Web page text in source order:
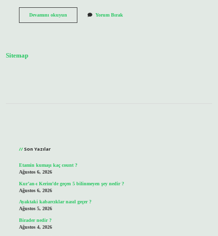
Devamını okuyunKöprübaşı
Yorum Bırak
Sitemap
Son Yazılar
Etamin kumaşı kaç count ?
Ağustos 6, 2026
Kur’an-ı Kerim’de geçen 5 bilinmeyen şey nedir ?
Ağustos 6, 2026
Ayaktaki kabarcıklar nasıl geçer ?
Ağustos 5, 2026
Birader nedir ?
Ağustos 4, 2026